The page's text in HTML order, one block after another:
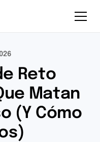
Reto
Matan
(Y Cómo